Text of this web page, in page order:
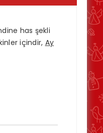
has şekli
içindir, Ay